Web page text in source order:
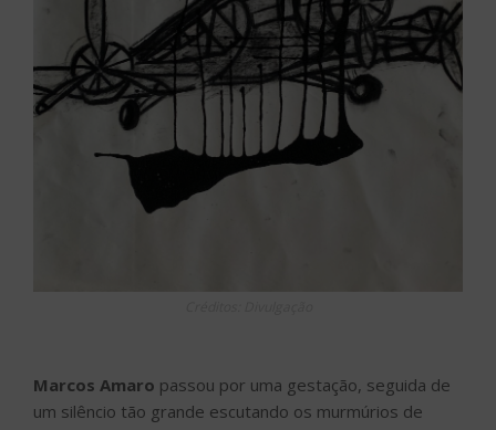
Marcos Amaro passou por uma gestação, seguida de
um silêncio tão grande escutando os murmúrios de